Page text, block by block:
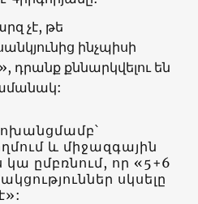
չէ, թե
ինչպիսի
դրանք քննարկվելու են
և միջազգային
ըմբռնում, որ «5+6
սկսելը